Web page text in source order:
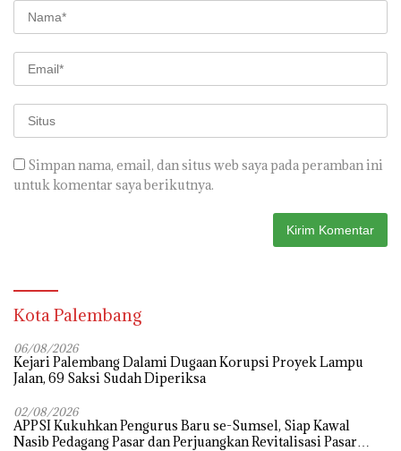
Simpan nama, email, dan situs web saya pada peramban ini
untuk komentar saya berikutnya.
Kota Palembang
06/08/2026
Kejari Palembang Dalami Dugaan Korupsi Proyek Lampu
Jalan, 69 Saksi Sudah Diperiksa
02/08/2026
APPSI Kukuhkan Pengurus Baru se-Sumsel, Siap Kawal
Nasib Pedagang Pasar dan Perjuangkan Revitalisasi Pasar